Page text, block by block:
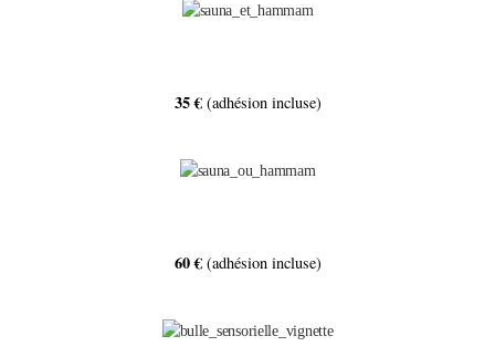
35 € (adhésion incluse)
60 € (adhésion incluse)